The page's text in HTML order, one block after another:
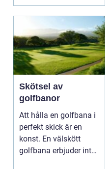
Skötsel av
golfbanor
Att hålla en golfbana i
perfekt skick är en
konst. En välskött
golfbana erbjuder inte